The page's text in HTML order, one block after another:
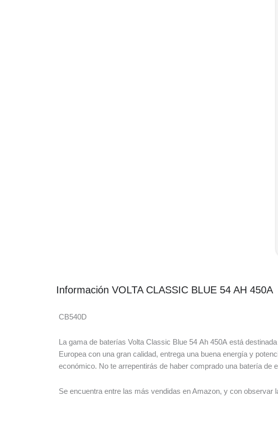
Información VOLTA CLASSIC BLUE 54 AH 450A
CB540D
La gama de baterías Volta Classic Blue 54 Ah 450A está
Europea con una gran calidad, entrega una buena energía y
económico. No te arrepentirás de haber comprado una batería de
Se encuentra entre las más vendidas en Amazon, y con